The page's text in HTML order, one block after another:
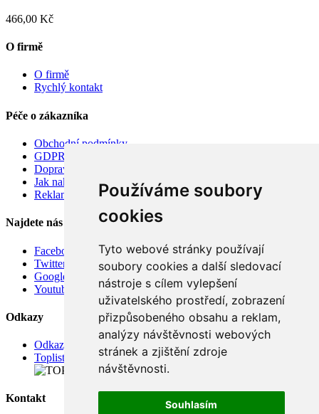
Používáme soubory
cookies
Tyto webové stránky používají
soubory cookies a další sledovací
nástroje s cílem vylepšení
uživatelského prostředí, zobrazení
přizpůsobeného obsahu a reklam,
analýzy návštěvnosti webových
stránek a zjištění zdroje
návštěvnosti.
Souhlasím
466,00 Kč
O firmě
O firmě
Rychlý kontakt
Péče o zákazníka
Obchodní podmínky
GDPR
Doprava
Jak nakupovat
Reklamace
Najdete nás
Facebook
Twitter
Google
Youtube
Odkazy
Odkazy
Toplist
Kontakt